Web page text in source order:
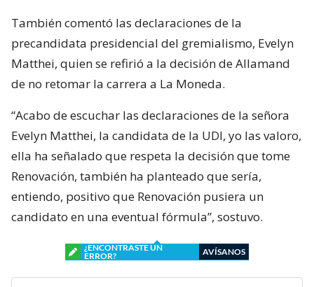
También comentó las declaraciones de la
precandidata presidencial del gremialismo, Evelyn
Matthei, quien se refirió a la decisión de Allamand
de no retomar la carrera a La Moneda.
“Acabo de escuchar las declaraciones de la señora
Evelyn Matthei, la candidata de la UDI, yo las valoro,
ella ha señalado que respeta la decisión que tome
Renovación, también ha planteado que sería,
entiendo, positivo que Renovación pusiera un
candidato en una eventual fórmula”, sostuvo.
¿ENCONTRASTE UN
ERROR?
AVÍSANOS